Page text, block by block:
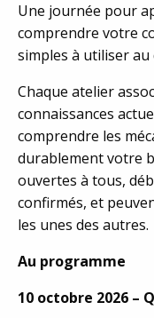
Une journée pour
comprendre votre
simples à utiliser au
Chaque atelier
connaissances
comprendre les
durablement votre
ouvertes à tous,
confirmés, et
les unes des autres.
Au programme
10 octobre 2026 –